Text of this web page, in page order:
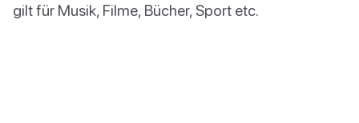
gilt für Musik, Filme, Bücher, Sport etc.